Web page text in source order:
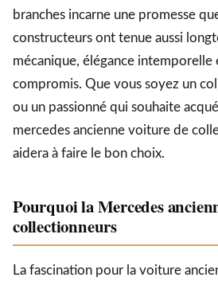
branches incarne une promesse
constructeurs ont tenue aussi
mécanique, élégance intemporelle
compromis. Que vous soyez un
ou un passionné qui souhaite
mercedes ancienne voiture de
aidera à faire le bon choix.
Pourquoi la Mercedes
collectionneurs
La fascination pour la voiture